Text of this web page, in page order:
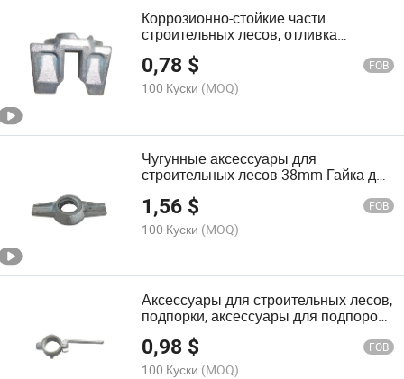
Коррозионно-стойкие части
строительных лесов, отливка
кольцевого соединения для
строительных лесов
0,78 $ FOB
100 Куски (MOQ)
Чугунные аксессуары для
строительных лесов 38mm Гайка для
подъемников
1,56 $ FOB
100 Куски (MOQ)
Аксессуары для строительных лесов,
подпорки, аксессуары для подпорок,
гайка для подпорки
0,98 $ FOB
100 Куски (MOQ)